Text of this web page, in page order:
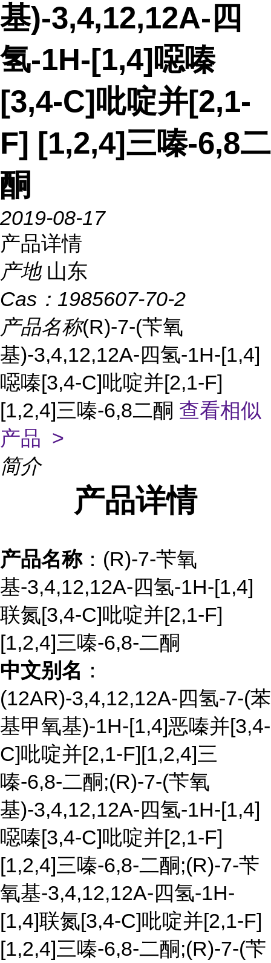
基)-3,4,12,12A-四
氢-1H-[1,4]噁嗪
[3,4-C]吡啶并[2,1-
F] [1,2,4]三嗪-6,8二
酮
2019-08-17
产品详情
产地 山东
Cas： 1985607-70-2
产品名称(R)-7-(苄氧
基)-3,4,12,12A-四氢-1H-[1,4]
噁嗪[3,4-C]吡啶并[2,1-F]
[1,2,4]三嗪-6,8二酮 查看相似
产品 >
简介
产品详情
产品名称：(R)-7-苄氧
基-3,4,12,12A-四氢-1H-[1,4]
联氮[3,4-C]吡啶并[2,1-F]
[1,2,4]三嗪-6,8-二酮
中文别名 ：
(12AR)-3,4,12,12A-四氢-7-(苯
基甲氧基)-1H-[1,4]恶嗪并[3,4-
C]吡啶并[2,1-F][1,2,4]三
嗪-6,8-二酮;(R)-7-(苄氧
基)-3,4,12,12A-四氢-1H-[1,4]
噁嗪[3,4-C]吡啶并[2,1-F]
[1,2,4]三嗪-6,8-二酮;(R)-7-苄
氧基-3,4,12,12A-四氢-1H-
[1,4]联氮[3,4-C]吡啶并[2,1-F]
[1,2,4]三嗪-6,8-二酮;(R)-7-(苄